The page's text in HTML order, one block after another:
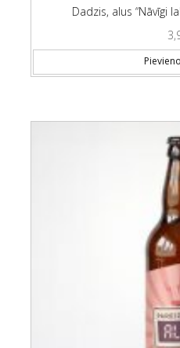
Dadzis, alus “Nāvīgi